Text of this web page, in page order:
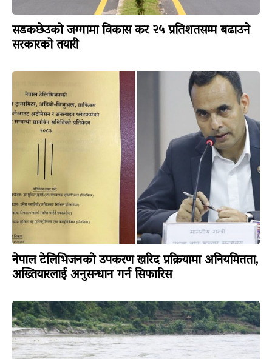
सडकछेउको जग्गामा विकास कर २५ प्रतिशतसम्म बढाउने
सरकारको तयारी
नेपाल टेलिभिजनको उपकरण खरिद प्रक्रियामा अनियमितता,
अख्तियारलाई अनुसन्धान गर्न सिफारिस